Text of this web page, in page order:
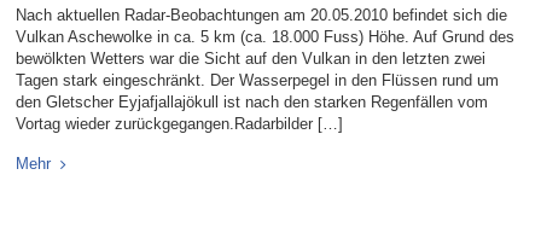
Nach aktuellen Radar-Beobachtungen am 20.05.2010 befindet sich die
Vulkan Aschewolke in ca. 5 km (ca. 18.000 Fuss) Höhe. Auf Grund des
bewölkten Wetters war die Sicht auf den Vulkan in den letzten zwei
Tagen stark eingeschränkt. Der Wasserpegel in den Flüssen rund um
den Gletscher Eyjafjallajökull ist nach den starken Regenfällen vom
Vortag wieder zurückgegangen.Radarbilder […]
Mehr